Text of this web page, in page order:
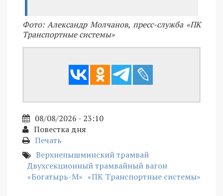
Фото: Александр Молчанов, пресс-служба «ПК
Транспортные системы»
08/08/2026 - 23:10
Повестка дня
Печать
Верхнепышминский трамвай
Двухсекционный трамвайный вагон
«Богатырь-М» «ПК Транспортные системы»